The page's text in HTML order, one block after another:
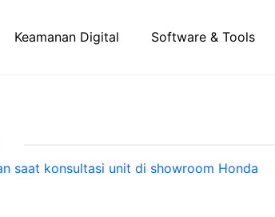
Keamanan Digital Software & Tools